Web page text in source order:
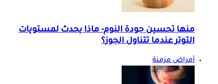
منها تحسين جودة النوم- ماذا يحدث لمستويات
التوتر عندما تتناول الجوز؟
أمراض مزمنة